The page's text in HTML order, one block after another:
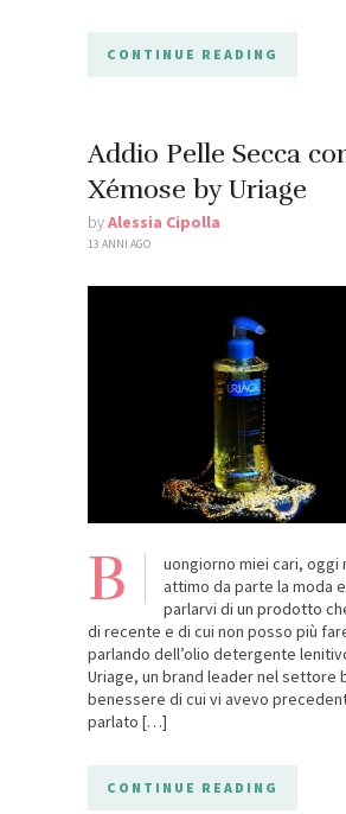
CONTINUE READING
Addio Pelle Secca
Xémose by Uriage
byAlessia Cipolla
13 ANNI AGO
B
uongiorno miei cari, oggi
attimo da parte la moda
parlarvi di un prodotto
di recente e di cui non posso più
parlando dell’olio detergente
Uriage, un brand leader nel settore
benessere di cui vi avevo
parlato […]
CONTINUE READING